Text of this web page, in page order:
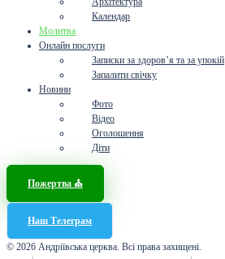
Календар
Молитва
Онлайн послуги
Записки за здоров’я та за упокій
Запалити свічку
Новини
Фото
Відео
Оголошення
Діти
Пожертва ⛪️
Наш Телеграм
© 2026 Андріївська церква. Всі права захищені.